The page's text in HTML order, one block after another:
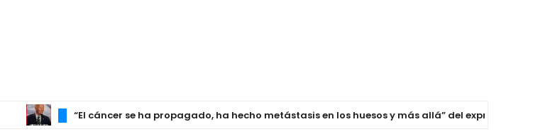
“El cáncer se ha propagado, ha hecho metástasis en los huesos y más allá” del expresidente Joe